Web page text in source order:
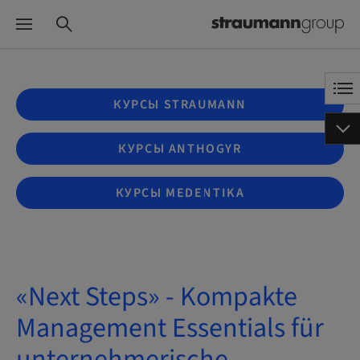
КУРСЫ STRAUMANN
КУРСЫ ANTHOGYR
КУРСЫ MEDENTIKA
«Next Steps» - Kompakte
Management Essentials für